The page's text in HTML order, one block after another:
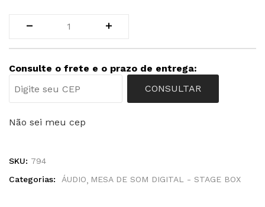
Consulte o frete e o prazo de entrega:
CONSULTAR
Não sei meu cep
SKU: 794
Categorias:
ÁUDIO MESA DE SOM DIGITAL - STAGE BOX